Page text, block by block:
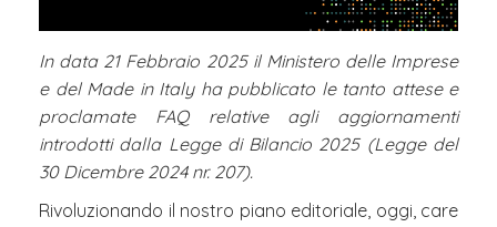
In data 21 Febbraio 2025 il Ministero delle Imprese
e del Made in Italy ha pubblicato le tanto attese e
proclamate FAQ relative agli aggiornamenti
introdotti dalla Legge di Bilancio 2025 (Legge del
30 Dicembre 2024 nr. 207).
Rivoluzionando il nostro piano editoriale, oggi, care